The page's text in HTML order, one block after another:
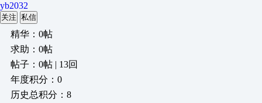
yb2032
关注 私信
精华：0帖
求助：0帖
帖子：0帖 | 13回
年度积分：0
历史总积分：8